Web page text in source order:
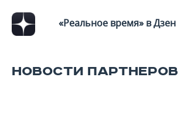
«Реальное время» в Дзен
НОВОСТИ ПАРТНЕРОВ